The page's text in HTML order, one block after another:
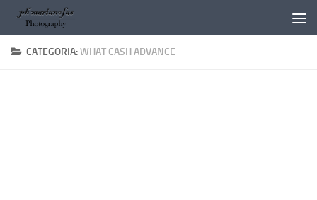
Salta al contenuto
CATEGORIA:WHAT CASH ADVANCE